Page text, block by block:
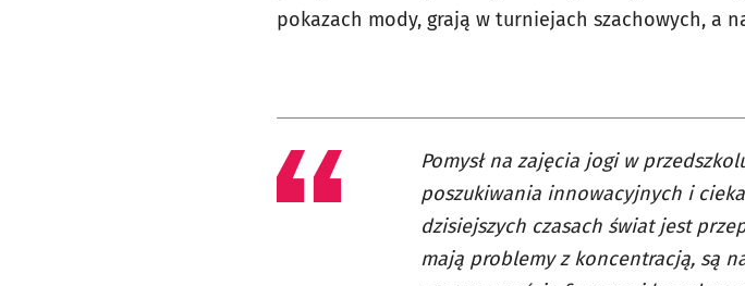
pokazach mody, grają w turniejach szachowych, a
Pomysł na zajęcia jogi w
poszukiwania innowacyjnych i
dzisiejszych czasach świat jest
mają problemy z koncentracją, są